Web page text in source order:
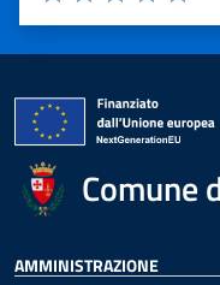
Valuta 4
Valuta 3
Valuta 2 stelle su
Valuta 1 stelle su 5
Comune
AMMINISTRAZIONE